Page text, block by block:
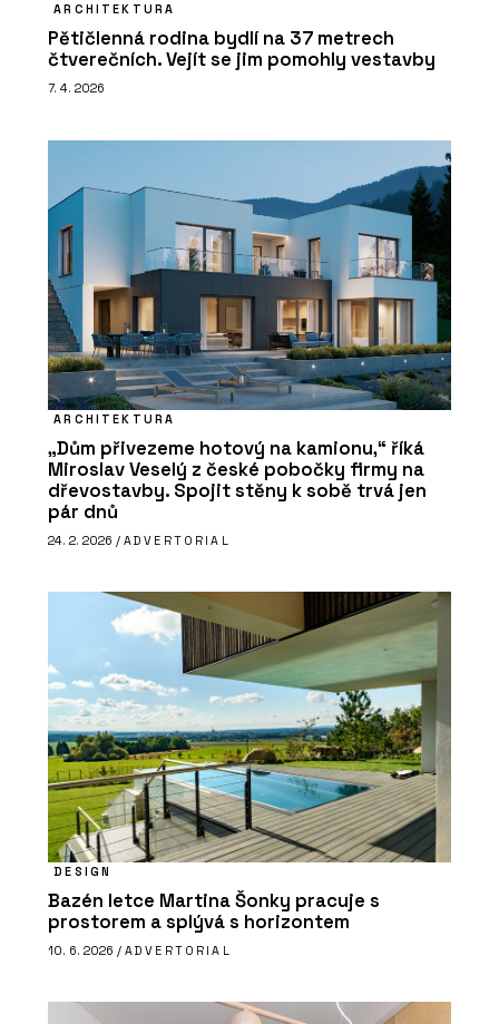
ARCHITEKTURA
Pětičlenná rodina bydlí na 37 metrech
čtverečních. Vejít se jim pomohly vestavby
7. 4. 2026
ARCHITEKTURA
„Dům přivezeme hotový na kamionu,“ říká
Miroslav Veselý z české pobočky firmy na
dřevostavby. Spojit stěny k sobě trvá jen
pár dnů
24. 2. 2026 / ADVERTORIAL
DESIGN
Bazén letce Martina Šonky pracuje s
prostorem a splývá s horizontem
10. 6. 2026 / ADVERTORIAL